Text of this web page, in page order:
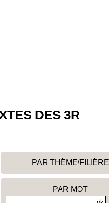
DES 3R
PAR THÈME/FILIÈRE
PAR MOT